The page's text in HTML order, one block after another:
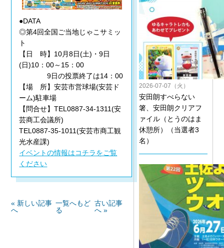
●DATA
◎第4回全国ご当地じゃこサミッ
ト
【日 時】10月8日(土)・9日
(日)10：00～15：00
9日の投票終了は14：00
【場 所】安芸市営球場(安芸ド
ーム)駐車場
【問合せ】TEL0887-34-1311(安
芸商工会議所)
TEL0887-35-1011(安芸市商工観
光水産課)
イベントの情報はコチラをご覧
ください
« 新しい記事
へ
一覧へもど
る
古い記事
へ »
2026-07-07（火）
安田朗すべらない
箸、安田朗クリアフ
ァイル（とうのはま
休憩所）（当選者3
名）